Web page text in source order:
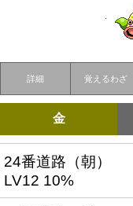
詳細 覚えるわざ
金
24番道路（朝）
LV12 10%